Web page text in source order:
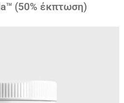
(50% έκπτωση)